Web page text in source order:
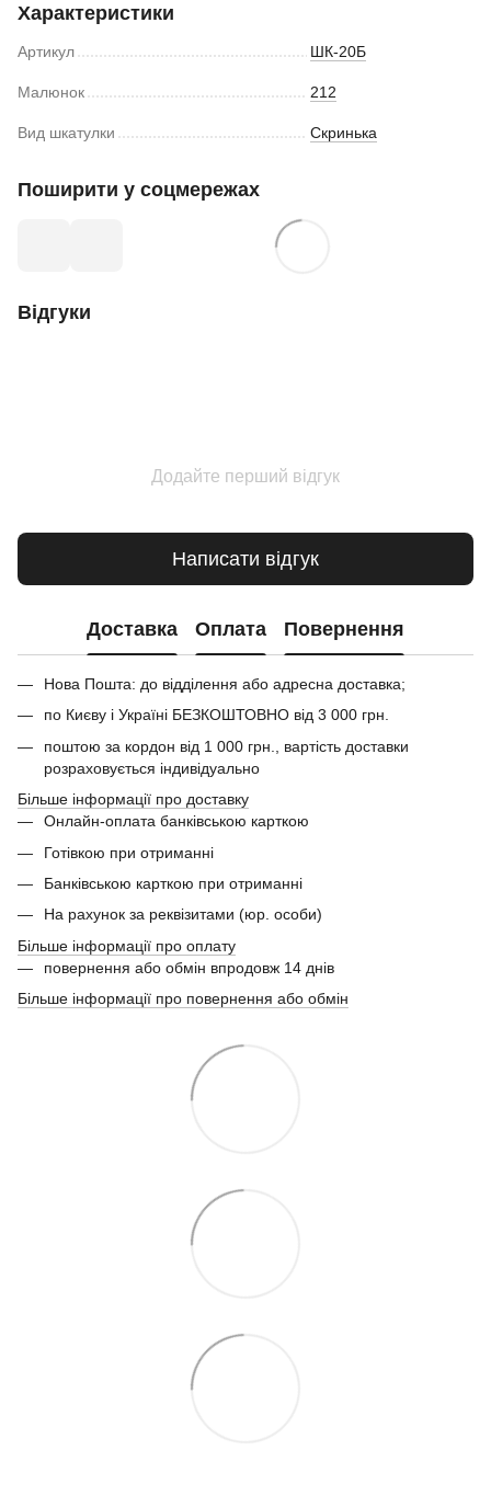
Характеристики
Артикул ШК-20Б
Малюнок 212
Вид шкатулки Скринька
Поширити у соцмережах
Відгуки
Додайте перший відгук
Написати відгук
Доставка Оплата Повернення
Нова Пошта: до відділення або адресна доставка;
по Києву і Україні БЕЗКОШТОВНО від 3 000 грн.
поштою за кордон від 1 000 грн., вартість доставки
розраховується індивідуально
Більше інформації про доставку
Онлайн-оплата банківською карткою
Готівкою при отриманні
Банківською карткою при отриманні
На рахунок за реквізитами (юр. особи)
Більше інформації про оплату
повернення або обмін впродовж 14 днів
Більше інформації про повернення або обмін